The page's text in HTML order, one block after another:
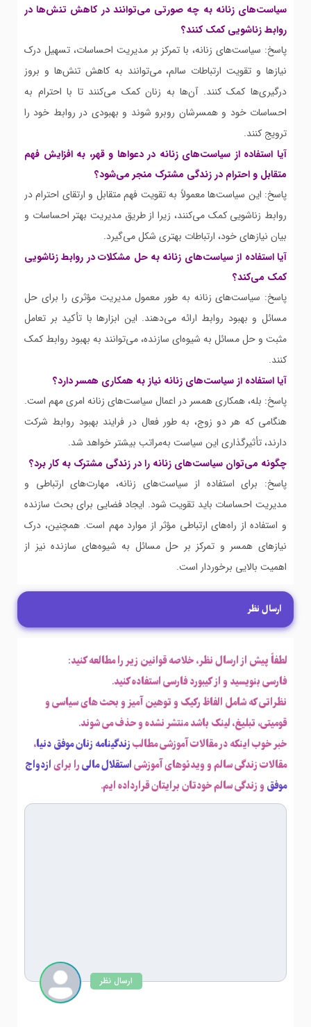
سیاست‌های زنانه به چه صورتی می‌توانند در کاهش تنش‌ها در
روابط زناشویی کمک کنند؟
پاسخ: سیاست‌های زنانه، با تمرکز بر مدیریت احساسات، تسهیل درک
نیازها و تقویت ارتباطات سالم، می‌توانند به کاهش تنش‌ها و بروز
درگیری‌ها کمک کنند. آن‌ها به زنان کمک می‌کنند تا با احترام به
احساسات خود و همسرشان روبرو شوند و بهبودی در روابط خود را
ترویج کنند.
آیا استفاده از سیاست‌های زنانه در دعواها و قهر، به افزایش فهم
متقابل و احترام در زندگی مشترک منجر می‌شود؟
پاسخ: این سیاست‌ها معمولاً به تقویت فهم متقابل و ارتقای احترام در
روابط زناشویی کمک می‌کنند، زیرا از طریق مدیریت بهتر احساسات و
بیان نیازهای خود، ارتباطات بهتری شکل می‌گیرد.
آیا استفاده از سیاست‌های زنانه به حل مشکلات در روابط زناشویی
کمک می‌کند؟
پاسخ: سیاست‌های زنانه به طور معمول مدیریت مؤثری را برای حل
مسائل و بهبود روابط ارائه می‌دهند. این ابزارها با تأکید بر تعامل
مثبت و حل مسائل به شیوه‌ای سازنده، می‌توانند به بهبود روابط کمک
کنند.
آیا استفاده از سیاست‌های زنانه نیاز به همکاری همسر دارد؟
پاسخ: بله، همکاری همسر در اعمال سیاست‌های زنانه امری مهم است.
هنگامی که هر دو زوج، به طور فعال در فرایند بهبود روابط شرکت
دارند، تأثیرگذاری این سیاست به‌مراتب بیشتر خواهد شد.
چگونه می‌توان سیاست‌های زنانه را در زندگی مشترک به کار برد؟
پاسخ: برای استفاده از سیاست‌های زنانه، مهارت‌های ارتباطی و
مدیریت احساسات باید تقویت شود. ایجاد فضایی برای بحث سازنده
و استفاده از راه‌های ارتباطی مؤثر از موارد مهم است. همچنین، درک
نیازهای همسر و تمرکز بر حل مسائل به شیوه‌های سازنده نیز از
اهمیت بالایی برخوردار است.
ارسال نظر
لطفاً پیش از ارسال نظر، خلاصه قوانین زیر را مطالعه کنید:
فارسی بنویسید و از کیبورد فارسی استفاده کنید.
نظراتی که شامل الفاظ رکیک و توهین آمیز و بحث های سیاسی و
قومیتی، تبلیغ، لینک باشد منتشر نشده و حذف می شوند.
خبر خوب اینکه در مقالات آموزشی مطالبزندگینامه زنان موفق دنیا،
مقالات زندگی سالم و ویدئوهای آموزشیاستقلال مالیرا برایازدواج
موفق و زندگی سالم خودتان برایتان قرارداده ایم.
ارسال نظر